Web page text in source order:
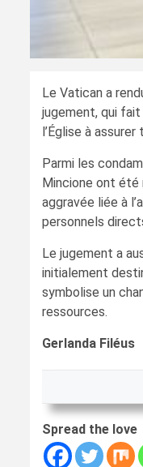
Le Vatican a
jugement, qui
l’Église à
Parmi les
Mincione ont été
aggravée liée à
personnels
Le jugement a
initialement
symbolise un
ressources.
Gerlanda Filéus
Spread the love